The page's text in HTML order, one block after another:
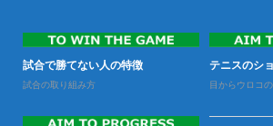
試合で勝てない人の特徴
試合の取り組み方
テニスのシ
目からウロコ